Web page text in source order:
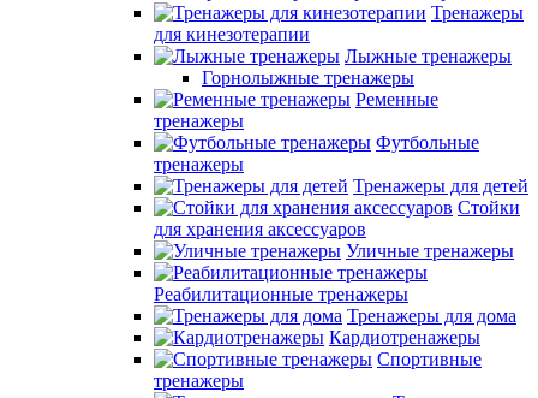
Тренажеры
для кинезотерапии
Лыжные тренажеры
Горнолыжные тренажеры
Ременные
тренажеры
Футбольные
тренажеры
Тренажеры для детей
Стойки
для хранения аксессуаров
Уличные тренажеры
Реабилитационные тренажеры
Тренажеры для дома
Кардиотренажеры
Спортивные
тренажеры